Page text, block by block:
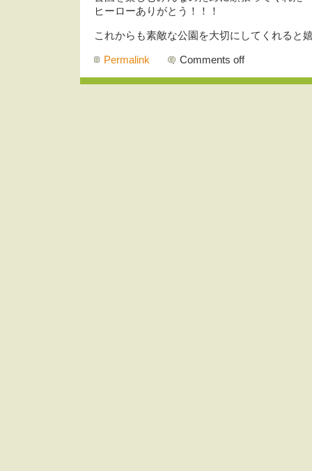
ヒーローありがとう！！！
これからも素敵な公園を大切にしてくれると
Permalink Comments off